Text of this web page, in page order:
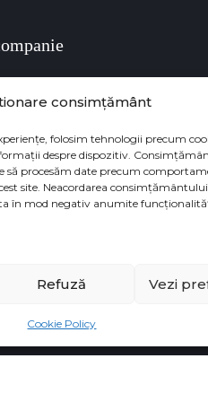
consimțământ
folosim tehnologii precum
despre dispozitiv.
să procesăm date precum
site. Neacordarea
în mod negativ anumite
Refuză Vezi
Cookie Policy
Comertului: J35/3650/05.09.2017